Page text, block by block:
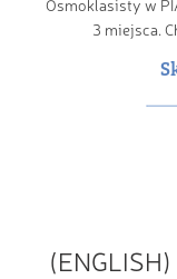
Ósmoklasisty w
3 miejsca.